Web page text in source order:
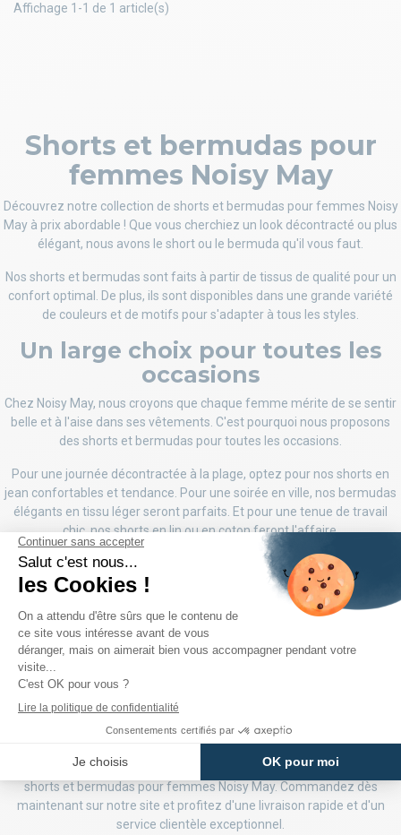
Affichage 1-1 de 1 article(s)
Shorts et bermudas pour
femmes Noisy May
Découvrez notre collection de shorts et bermudas pour femmes Noisy
May à prix abordable ! Que vous cherchiez un look décontracté ou plus
élégant, nous avons le short ou le bermuda qu'il vous faut.
Nos shorts et bermudas sont faits à partir de tissus de qualité pour un
confort optimal. De plus, ils sont disponibles dans une grande variété
de couleurs et de motifs pour s'adapter à tous les styles.
Un large choix pour toutes les
occasions
Chez Noisy May, nous croyons que chaque femme mérite de se sentir
belle et à l'aise dans ses vêtements. C'est pourquoi nous proposons
des shorts et bermudas pour toutes les occasions.
Pour une journée décontractée à la plage, optez pour nos shorts en
jean confortables et tendance. Pour une soirée en ville, nos bermudas
élégants en tissu léger seront parfaits. Et pour une tenue de travail
chic, nos shorts en lin ou en coton feront l'affaire.
Des prix imbattables
Nous sommes fiers de proposer des shorts et bermudas de qualité à
des prix abordables. Notre objectif est de rendre la mode accessible à
toutes les femmes.
De plus, nous mettons régulièrement à jour notre collection avec de
nouveaux modèles pour que vous puissiez toujours trouver votre
bonheur chez Noisy May.
Commandez dès maintenant !
Ne manquez pas l'opportunité de compléter votre garde-robe avec nos
shorts et bermudas pour femmes Noisy May. Commandez dès
maintenant sur notre site et profitez d'une livraison rapide et d'un
service clientèle exceptionnel.